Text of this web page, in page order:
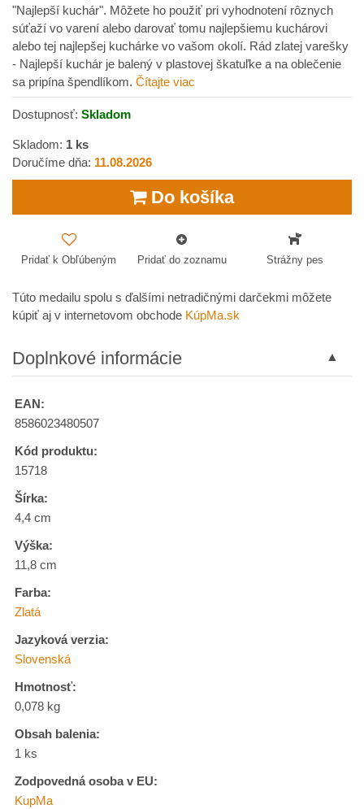
"Najlepší kuchár". Môžete ho použiť pri vyhodnotení rôznych
súťaží vo varení alebo darovať tomu najlepšiemu kuchárovi
alebo tej najlepšej kuchárke vo vašom okolí. Rád zlatej varešky
- Najlepší kuchár je balený v plastovej škatuľke a na oblečenie
sa pripína špendlíkom. Čítajte viac
Dostupnosť: Skladom
Skladom: 1 ks
Doručíme dňa: 11.08.2026
Do košíka
Pridať k Obľúbeným Pridať do zoznamu Strážny pes
Túto medailu spolu s ďalšími netradičnými darčekmi môžete
kúpiť aj v internetovom obchode KúpMa.sk
Doplnkové informácie
EAN:
8586023480507
Kód produktu:
15718
Šírka:
4,4 cm
Výška:
11,8 cm
Farba:
Zlatá
Jazyková verzia:
Slovenská
Hmotnosť:
0,078 kg
Obsah balenia:
1 ks
Zodpovedná osoba v EU:
KupMa